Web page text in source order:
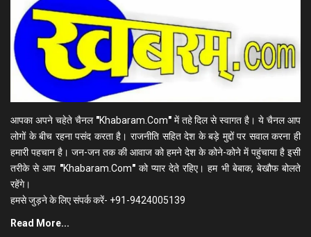
आपका अपने चहेते चैनल "Khabaram.Com"में तहे दिल से स्वागत है। ये चैनल आप
लोगों के बीच रहना पसंद करता है। राजनीति सहित देश के बड़े मुद्दों पर सवाल करना ही
हमारी पहचान है। जन-जन तक की आवाज को हमने देश के कोने-कोने में पहुंचाया है इसी
तरीके से आप "Khabaram.Com"को प्यार देते रहिए। हम भी बेबाक, बेखौफ बोलते
रहेंगे।
हमसे जुड़ने के लिए संपर्क करें- +91-9424005139
Read More...